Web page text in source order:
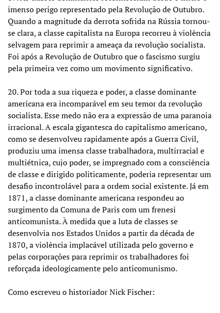
imenso perigo representado pela Revolução de Outubro.
Quando a magnitude da derrota sofrida na Rússia tornou-
se clara, a classe capitalista na Europa recorreu à violência
selvagem para reprimir a ameaça da revolução socialista.
Foi após a Revolução de Outubro que o fascismo surgiu
pela primeira vez como um movimento significativo.
20. Por toda a sua riqueza e poder, a classe dominante
americana era incomparável em seu temor da revolução
socialista. Esse medo não era a expressão de uma paranoia
irracional. A escala gigantesca do capitalismo americano,
como se desenvolveu rapidamente após a Guerra Civil,
produziu uma imensa classe trabalhadora, multirracial e
multiétnica, cujo poder, se impregnado com a consciência
de classe e dirigido politicamente, poderia representar um
desafio incontrolável para a ordem social existente. Já em
1871, a classe dominante americana respondeu ao
surgimento da Comuna de Paris com um frenesi
anticomunista. À medida que a luta de classes se
desenvolvia nos Estados Unidos a partir da década de
1870, a violência implacável utilizada pelo governo e
pelas corporações para reprimir os trabalhadores foi
reforçada ideologicamente pelo anticomunismo.
Como escreveu o historiador Nick Fischer: